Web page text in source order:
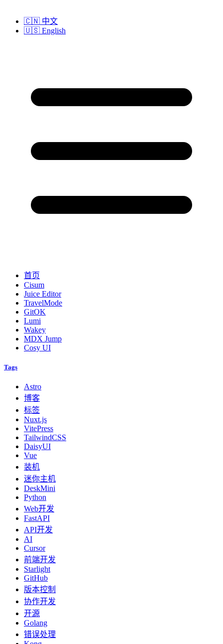
🇨🇳 中文
🇺🇸 English
首页
Cisum
Juice Editor
TravelMode
GitOK
Lumi
Wakey
MDX Jump
Cosy UI
Tags
Astro
博客
标签
Nuxt.js
VitePress
TailwindCSS
DaisyUI
Vue
装机
迷你主机
DeskMini
Python
Web开发
FastAPI
API开发
AI
Cursor
前端开发
Starlight
GitHub
版本控制
协作开发
开源
Golang
错误处理